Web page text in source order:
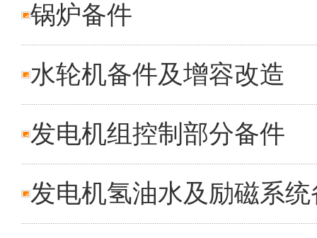
锅炉备件
水轮机备件及增容改造
发电机组控制部分备件
发电机氢油水及励磁系统